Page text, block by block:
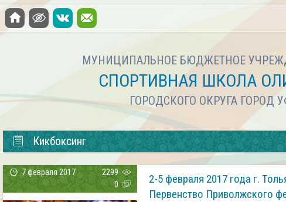
МУНИЦИПАЛЬНОЕ БЮДЖЕТНОЕ
СПОРТИВНАЯ ШКОЛА
ГОРОДСКОГО ОКРУГА ГОРОД
Кикбоксинг
7 февраля 2017
2299
0
2-5 февраля 2017 года г.
Первенство Приволжского